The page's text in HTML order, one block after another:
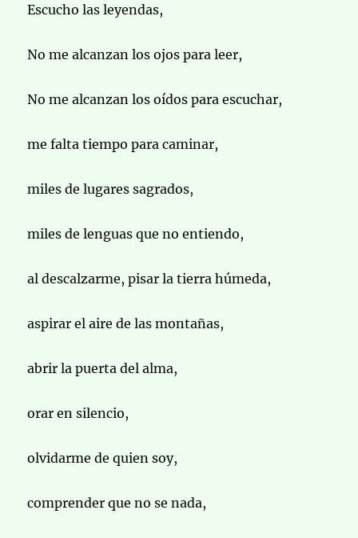
Escucho las leyendas,
No me alcanzan los ojos para leer,
No me alcanzan los oídos para escuchar,
me falta tiempo para caminar,
miles de lugares sagrados,
miles de lenguas que no entiendo,
al descalzarme, pisar la tierra húmeda,
aspirar el aire de las montañas,
abrir la puerta del alma,
orar en silencio,
olvidarme de quien soy,
comprender que no se nada,